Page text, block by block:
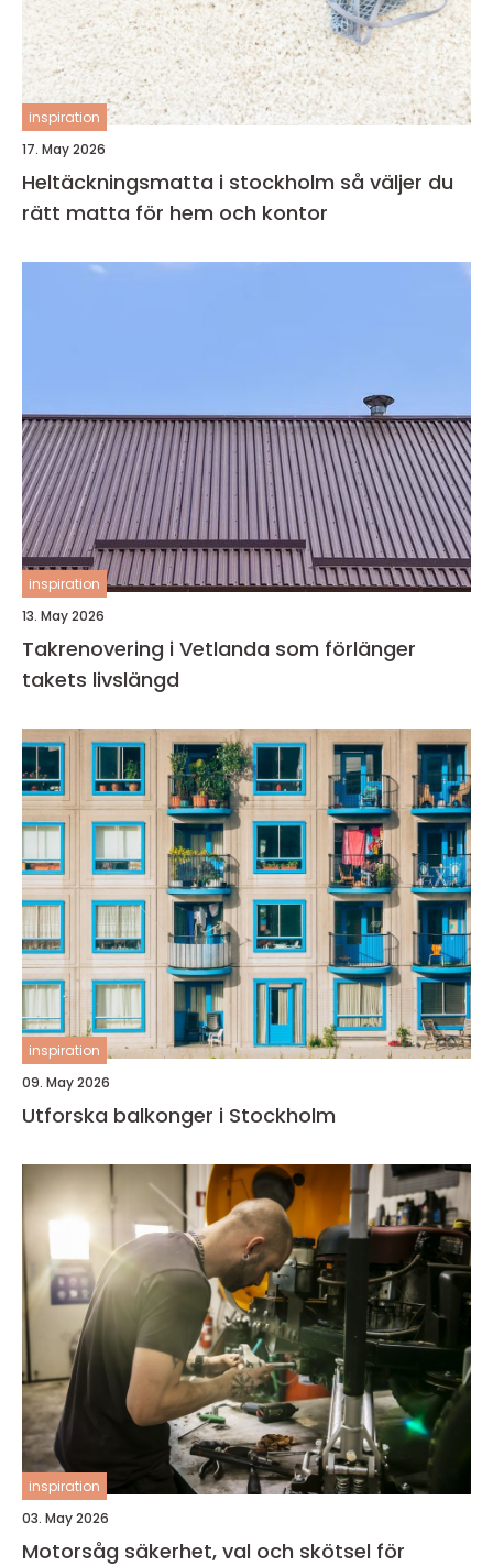
inspiration
17. May 2026
Heltäckningsmatta i stockholm så väljer du
rätt matta för hem och kontor
inspiration
13. May 2026
Takrenovering i Vetlanda som förlänger
takets livslängd
inspiration
09. May 2026
Utforska balkonger i Stockholm
inspiration
03. May 2026
Motorsåg säkerhet, val och skötsel för